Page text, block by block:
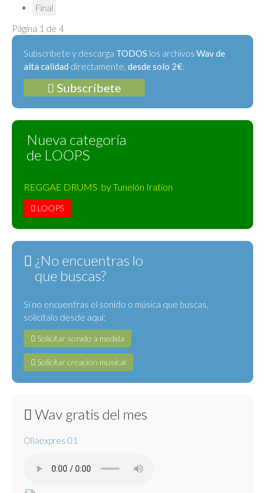
Final
Página 1 de 4
Subscríbete y descarga TODOS los archivos Wav de
alta calidad directamente, desde solo 2€:
Subscríbete
Nueva categoría
de LOOPS
REGGAE DRUMS by Tunelón Iration
LOOPS
¿No encuentras lo
que buscas?
Si no encuentras el sonido o música que buscas,
solicítalo desde aquí:
Solicitar sonido a medida
Solicitar creación musical
Wav gratis del mes
Ollaexpres 01